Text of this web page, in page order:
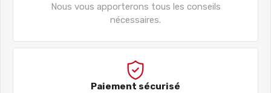
Nous vous apporterons tous les conseils
nécessaires.
Paiement sécurisé